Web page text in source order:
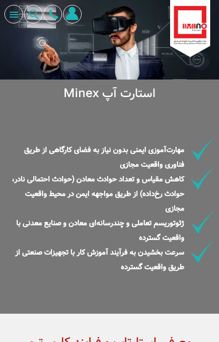
استارت آپ Minex
مهارت­‌آموزی ایمنی بدون نیاز به فضای کارگاهی از طریق
فناوری واقعیت مجازی
کاهش مقیاس و تعداد حوادث معادن (حوادث احتمالی نادر،
حوادث رخ‌داده) از طریق مواجهه ایمن در محیط واقعیت
مجازی
ژئوتوریسم تعاملی و چندرسانه‌ای معادن و صنایع معدنی با
واقعیت گسترده
سرعت بخشیدن به فرآیند آموزش کار با تجهیزات صنعتی از
طریق واقعیت گسترده